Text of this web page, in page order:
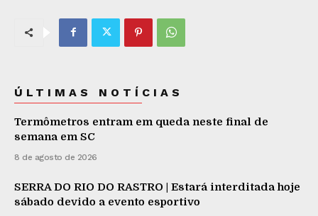
ÚLTIMAS NOTÍCIAS
Termômetros entram em queda neste final de
semana em SC
8 de agosto de 2026
SERRA DO RIO DO RASTRO | Estará interditada hoje
sábado devido a evento esportivo